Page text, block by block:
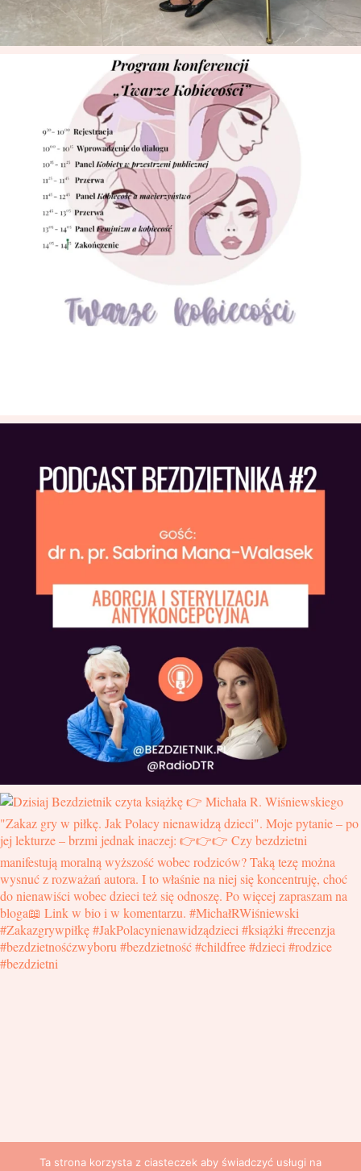
Ta strona korzysta z ciasteczek aby świadczyć usługi na